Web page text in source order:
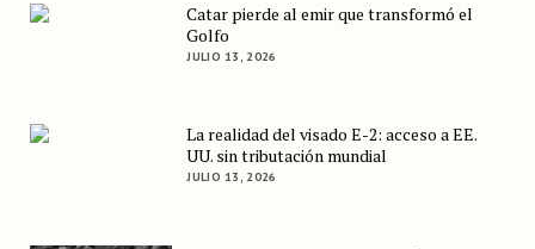
Catar pierde al emir que transformó el
Golfo
JULIO 13, 2026
La realidad del visado E-2: acceso a EE.
UU. sin tributación mundial
JULIO 13, 2026